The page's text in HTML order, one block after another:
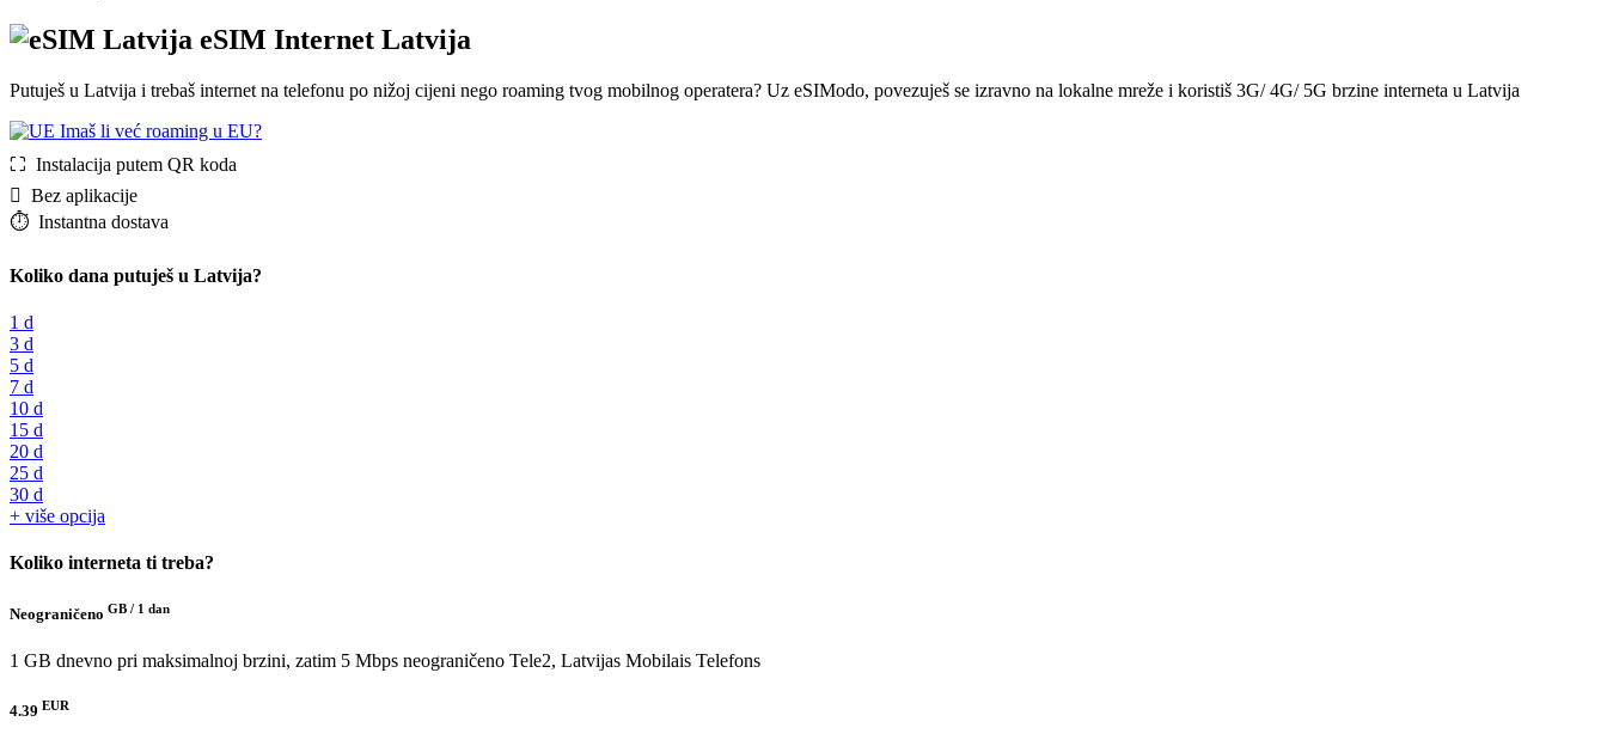
eSIM Internet Latvija
Putuješ u Latvija i trebaš internet na telefonu po nižoj cijeni nego roaming tvog mobilnog operatera? Uz eSIModo, povezuješ se izravno na lokalne mreže i koristiš 3G/ 4G/ 5G brzine interneta u Latvija
Imaš li već roaming u EU?
⛶️️ Instalacija putem QR koda
️ Bez aplikacije
⏱️️ Instantna dostava
Koliko dana putuješ u Latvija?
1 d
3 d
5 d
7 d
10 d
15 d
20 d
25 d
30 d
+ više opcija
Koliko interneta ti treba?
Neograničeno GB / 1 dan
1 GB dnevno pri maksimalnoj brzini, zatim 5 Mbps neograničeno Tele2, Latvijas Mobilais Telefons
4.39 EUR